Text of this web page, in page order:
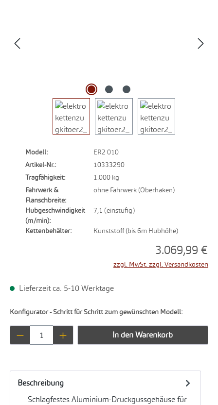
Modell:
ER2 010
Artikel-Nr.:
10333290
Tragfähigkeit:
1.000 kg
Fahrwerk &
Flanschbreite:
ohne Fahrwerk (Oberhaken)
Hubgeschwindigkeit
(m/min):
7,1 (einstufig)
Kettenbehälter: Kunststoff (bis 6m Hubhöhe)
3.069,99 €
zzgl. MwSt. zzgl. Versandkosten
Lieferzeit ca. 5-10 Werktage
Konfigurator - Schritt für Schritt zum gewünschten Modell:
Produkt Anzahl: Gib den gewünschten
In den Warenkorb
Beschreibung
Schlagfestes Aluminium-Druckgussgehäuse für